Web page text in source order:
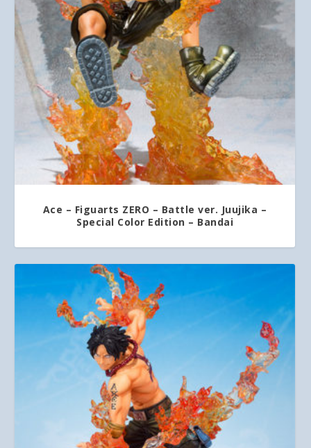
Ace – Figuarts ZERO – Battle ver. Juujika –
Special Color Edition – Bandai